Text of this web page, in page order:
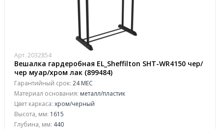
Арт. 2032854
Вешалка гардеробная EL_Sheffilton SHT-WR4150 чер/
чер муар/хром лак (899484)
Гарантийный срок: 24 МЕС
Материал основания: металл/пластик
Цвет каркаса: хром/черный
Высота, мм: 1615
Глубина, мм: 440